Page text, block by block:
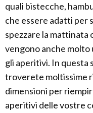
quali bistecche,
che essere adatti per
spezzare la mattinata
vengono anche
gli aperitivi. In questa
troverete moltissime
dimensioni per
aperitivi delle vostre